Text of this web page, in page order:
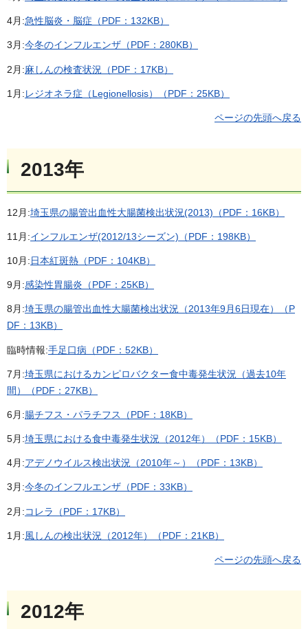
4月:急性脳炎・脳症（PDF：132KB）
3月:今冬のインフルエンザ（PDF：280KB）
2月:麻しんの検査状況（PDF：17KB）
1月:レジオネラ症（Legionellosis）（PDF：25KB）
ページの先頭へ戻る
2013年
12月:埼玉県の腸管出血性大腸菌検出状況(2013)（PDF：16KB）
11月:インフルエンザ(2012/13シーズン)（PDF：198KB）
10月:日本紅斑熱（PDF：104KB）
9月:感染性胃腸炎（PDF：25KB）
8月:埼玉県の腸管出血性大腸菌検出状況（2013年9月6日現在）（P
DF：13KB）
臨時情報:手足口病（PDF：52KB）
7月:埼玉県におけるカンピロバクター食中毒発生状況（過去10年
間）（PDF：27KB）
6月:腸チフス・パラチフス（PDF：18KB）
5月:埼玉県における食中毒発生状況（2012年）（PDF：15KB）
4月:アデノウイルス検出状況（2010年～）（PDF：13KB）
3月:今冬のインフルエンザ（PDF：33KB）
2月:コレラ（PDF：17KB）
1月:風しんの検出状況（2012年）（PDF：21KB）
ページの先頭へ戻る
2012年